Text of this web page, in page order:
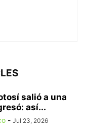
salió a una
así...
- Jul 23, 2026